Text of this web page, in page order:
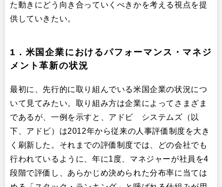
た動きにどう向き合っていくべきかを考える視点を提
供していきたい。
1．米国企業におけるパフォーマンス・マネジ
メント革新の状況
最初に、先行的に取り組んでいる米国企業の状況につ
いて見てみたい。取り組み方は企業によってさまざま
であるが、一例を示すと、アドビ システムズ（以
下、アドビ）は2012年から従来の人事評価制度を大き
く刷新した。それまでの評価制度では、どの会社でも
行われているように、年に1度、マネジャーが社員を4
段階で評価し、あらかじめ決められた分布率に当ては